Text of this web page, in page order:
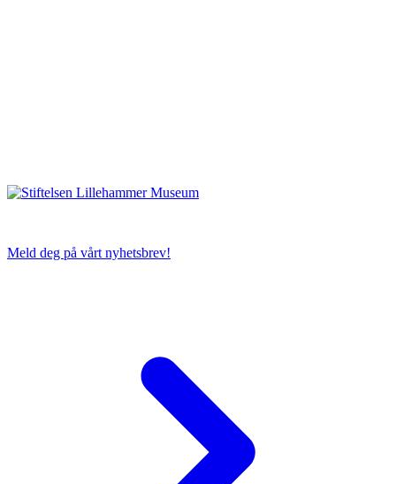
Meld deg på vårt nyhetsbrev!